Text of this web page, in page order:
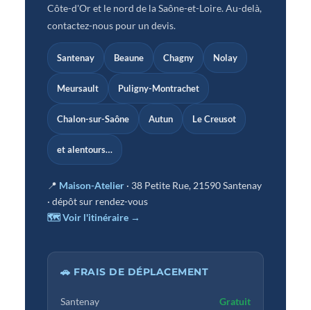
Côte-d'Or et le nord de la Saône-et-Loire. Au-delà,
contactez-nous pour un devis.
Santenay Beaune Chagny Nolay
Meursault Puligny-Montrachet
Chalon-sur-Saône Autun Le Creusot
et alentours…
📍 Maison-Atelier · 38 Petite Rue, 21590 Santenay
· dépôt sur rendez-vous
🗺 Voir l'itinéraire →
🚗 FRAIS DE DÉPLACEMENT
Santenay Gratuit